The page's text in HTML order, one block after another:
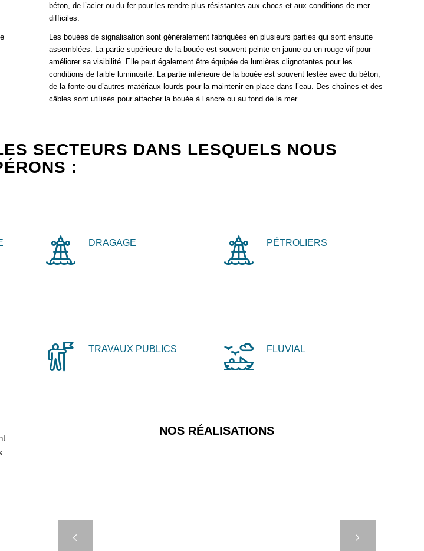
béton, de l’acier ou du fer pour les rendre plus résistantes aux chocs et aux conditions de mer
difficiles.
Les bouées de signalisation sont généralement fabriquées en plusieurs parties qui sont ensuite
assemblées. La partie supérieure de la bouée est souvent peinte en jaune ou en rouge vif pour
améliorer sa visibilité. Elle peut également être équipée de lumières clignotantes pour les
conditions de faible luminosité. La partie inférieure de la bouée est souvent lestée avec du béton,
de la fonte ou d’autres matériaux lourds pour la maintenir en place dans l’eau. Des chaînes et des
câbles sont utilisés pour attacher la bouée à l’ancre ou au fond de la mer.
SECTEURS DANS LESQUELS NOUS
:
DRAGAGE PÉTROLIERS
TRAVAUX PUBLICS FLUVIAL
NOS RÉALISATIONS